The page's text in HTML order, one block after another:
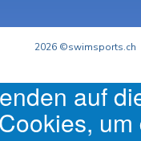
2026 ©swimsports.ch
auf
um